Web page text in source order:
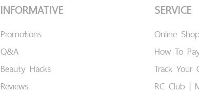
INFORMATIVE
Promotions
Q&A
Beauty Hacks
Reviews
SERVICE
Online Shop
How To
Track Your
RC Club |